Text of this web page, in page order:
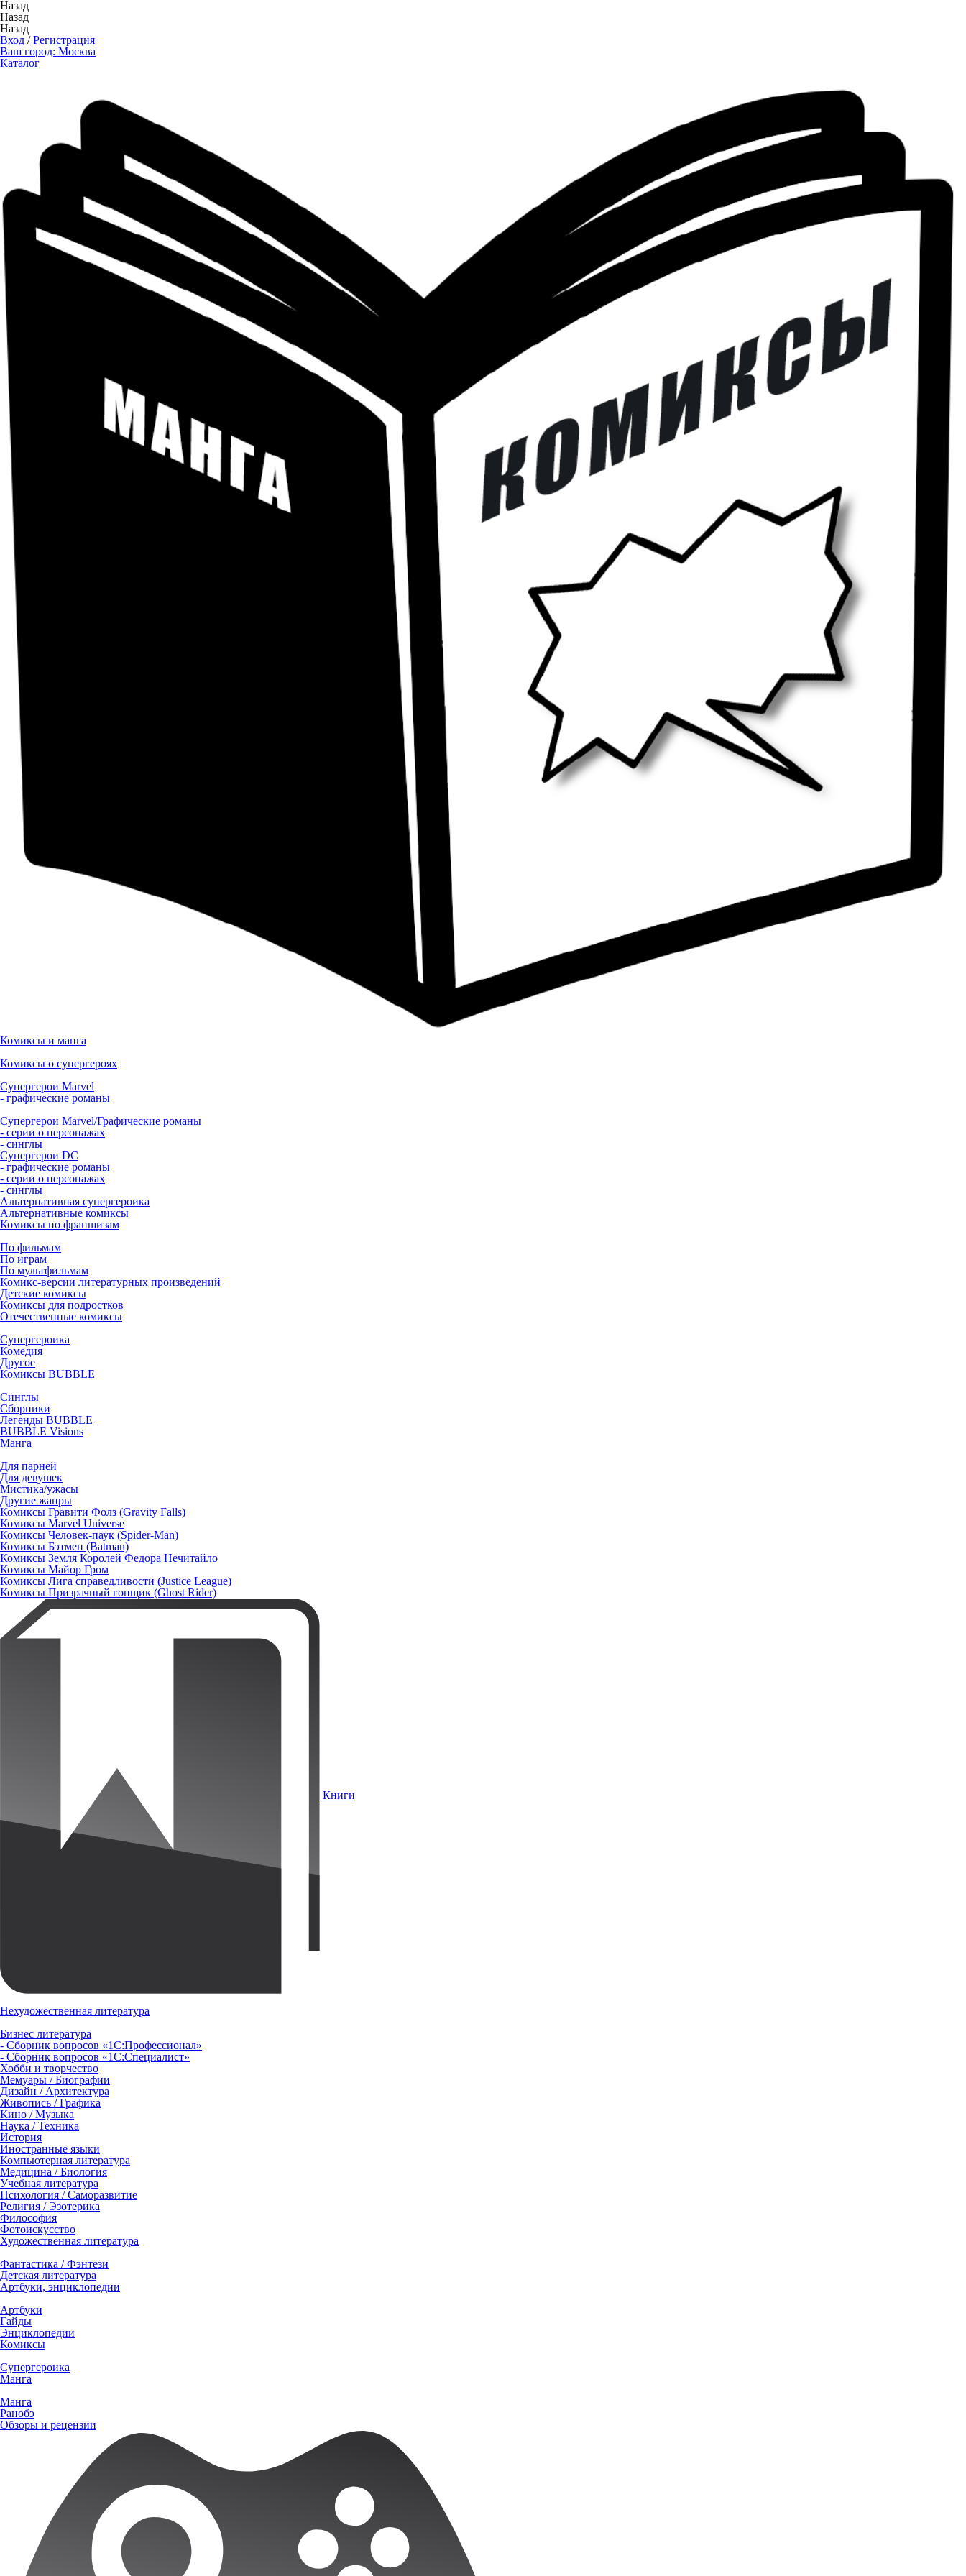
Назад
Назад
Назад
Вход /Регистрация
Ваш город: Москва
Каталог
Комиксы и манга
Комиксы о супергероях
Супергерои Marvel
- графические романы
Супергерои Marvel/Графические романы
- серии о персонажах
- синглы
Супергерои DC
- графические романы
- серии о персонажах
- синглы
Альтернативная супергероика
Альтернативные комиксы
Комиксы по франшизам
По фильмам
По играм
По мультфильмам
Комикс-версии литературных произведений
Детские комиксы
Комиксы для подростков
Отечественные комиксы
Супергероика
Комедия
Другое
Комиксы BUBBLE
Синглы
Сборники
Легенды BUBBLE
BUBBLE Visions
Манга
Для парней
Для девушек
Мистика/ужасы
Другие жанры
Комиксы Гравити Фолз (Gravity Falls)
Комиксы Marvel Universe
Комиксы Человек-паук (Spider-Man)
Комиксы Бэтмен (Batman)
Комиксы Земля Королей Федора Нечитайло
Комиксы Майор Гром
Комиксы Лига справедливости (Justice League)
Комиксы Призрачный гонщик (Ghost Rider)
Книги
Нехудожественная литература
Бизнес литература
- Сборник вопросов «1С:Профессионал»
- Сборник вопросов «1С:Специалист»
Хобби и творчество
Мемуары / Биографии
Дизайн / Архитектура
Живопись / Графика
Кино / Музыка
Наука / Техника
История
Иностранные языки
Компьютерная литература
Медицина / Биология
Учебная литература
Психология / Саморазвитие
Религия / Эзотерика
Философия
Фотоискусство
Художественная литература
Фантастика / Фэнтези
Детская литература
Артбуки, энциклопедии
Артбуки
Гайды
Энциклопедии
Комиксы
Супергероика
Манга
Манга
Ранобэ
Обзоры и рецензии